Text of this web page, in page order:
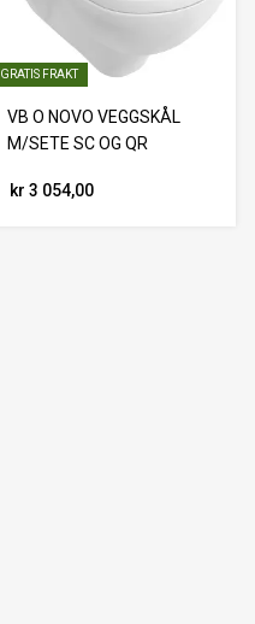
GRATIS FRAKT
VB O NOVO VEGGSKÅL
M/SETE SC OG QR
kr 3 054,00